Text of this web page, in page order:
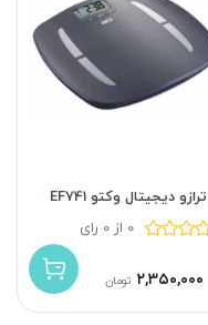
ترازو دیجیتال وکتو EF741
0 از 0 رای
۲,۳۵۰,۰۰۰ تومان